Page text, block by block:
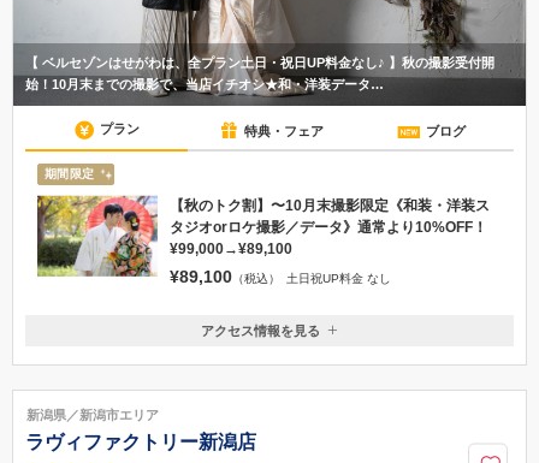
【 ベルセゾンはせがわは、全プラン土日・祝日UP料金なし♪ 】秋の撮影受付開
始！10月末までの撮影で、当店イチオシ★和・洋装データ…
プラン 特典・フェア ブログ
期間限定
【秋のトク割】〜10月末撮影限定《和装・洋装ス
タジオorロケ撮影／データ》通常より10%OFF！
¥99,000→¥89,100
¥89,100 （税込） 土日祝UP料金 なし
新潟県新潟市中央区長潟825
025-287-5111
アクセス情報を見る
新潟県／新潟市エリア
ラヴィファクトリー新潟店